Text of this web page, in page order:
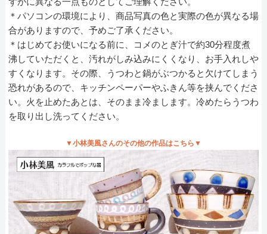
＊パソコンの環境により、商品写真の色と実際の色が異なる場
合がありますので、予めご了承ください。
＊はじめてお使いになる前に、コメのとぎ汁で約30分程度煮
沸していただくと、汚れがしみ込みにくくなり、お手入れしや
すくなります。その際、うつわと鍋がぶつかると欠けてしまう
恐れがあるので、キッチンペーパーやふきん等を挟んでくださ
い。火を止めたあとは、そのまま冷まします。冷めたらうつわ
を取り出し洗ってください。
▼小林美風さんのその他の作品はこちら▼